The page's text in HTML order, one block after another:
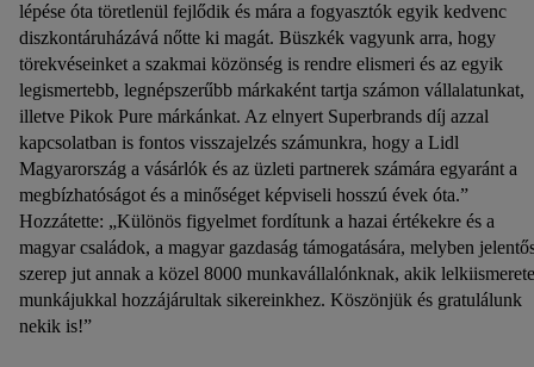
lépése óta töretlenül fejlődik és mára a fogyasztók egyik kedvenc
diszkontáruházává nőtte ki magát. Büszkék vagyunk arra, hogy
törekvéseinket a szakmai közönség is rendre elismeri és az egyik
legismertebb, legnépszerűbb márkaként tartja számon vállalatunkat,
illetve Pikok Pure márkánkat. Az elnyert Superbrands díj azzal
kapcsolatban is fontos visszajelzés számunkra, hogy a Lidl
Magyarország a vásárlók és az üzleti partnerek számára egyaránt a
megbízhatóságot és a minőséget képviseli hosszú évek óta.”
Hozzátette: „Különös figyelmet fordítunk a hazai értékekre és a
magyar családok, a magyar gazdaság támogatására, melyben
szerep jut annak a közel 8000 munkavállalónknak, akik
munkájukkal hozzájárultak sikereinkhez. Köszönjük és gratulálunk
nekik is!”